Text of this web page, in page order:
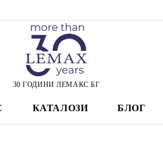
30 ГОДИНИ ЛЕМАКС БГ
КАТАЛОЗИ БЛОГ